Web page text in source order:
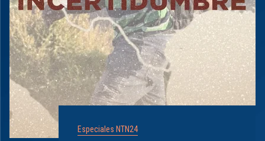
Especiales NTN24